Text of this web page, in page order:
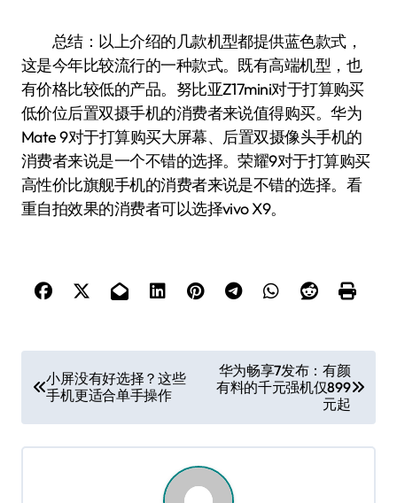
总结：以上介绍的几款机型都提供蓝色款式，
这是今年比较流行的一种款式。既有高端机型，也
有价格比较低的产品。努比亚Z17mini对于打算购买
低价位后置双摄手机的消费者来说值得购买。华为
Mate 9对于打算购买大屏幕、后置双摄像头手机的
消费者来说是一个不错的选择。荣耀9对于打算购买
高性价比旗舰手机的消费者来说是不错的选择。看
重自拍效果的消费者可以选择vivo X9。
章
导
航
小屏没有好选择？这些
手机更适合单手操作
华为畅享7发布：有颜
有料的千元强机仅899
元起